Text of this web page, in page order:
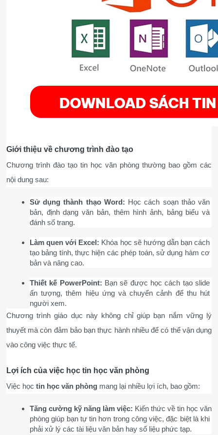
Giới thiệu về chương trình đào tạo
Chương trình đào tạo tin học văn phòng thường bao gồm các
nội dung sau:
Sử dụng thành thạo Word: Học cách soạn thảo văn
bản, định dạng văn bản, thêm hình ảnh, bảng biểu và
đánh số trang.
Làm quen với Excel: Khóa học sẽ hướng dẫn bạn cách
tạo bảng tính, thực hiện các phép toán, sử dụng hàm cơ
bản và nâng cao.
Thiết kế PowerPoint: Bạn sẽ được học cách tạo slide
ấn tượng, thêm hiệu ứng và chuyển cảnh để thu hút
người xem.
Chương trình giáo dục này không chỉ giúp bạn nắm vững lý
thuyết mà còn đảm bảo bạn thực hành nhiều để có thể vận dụng
vào công việc thực tế.
Lợi ích của việc học tin học văn phòng
Việc học tin học văn phòng mang lại nhiều lợi ích, bao gồm:
Tăng cường kỹ năng làm việc: Kiến thức về tin học văn
phòng giúp bạn tự tin hơn trong công việc, đặc biệt là khi
phải xử lý các tài liệu văn bản hay số liệu phức tạp.